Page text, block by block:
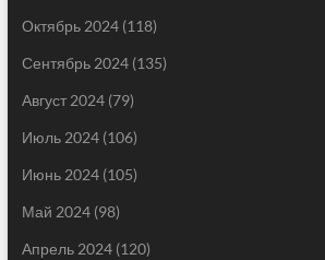
Октябрь 2024(118)
Сентябрь 2024(135)
Август 2024(79)
Июль 2024(106)
Июнь 2024(105)
Май 2024(98)
Апрель 2024(120)